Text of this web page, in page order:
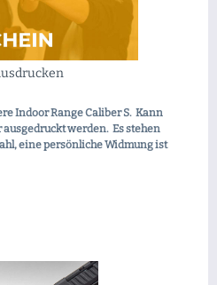
Indoor Range Caliber S. Kann
werden. Es stehen
eine persönliche Widmung ist